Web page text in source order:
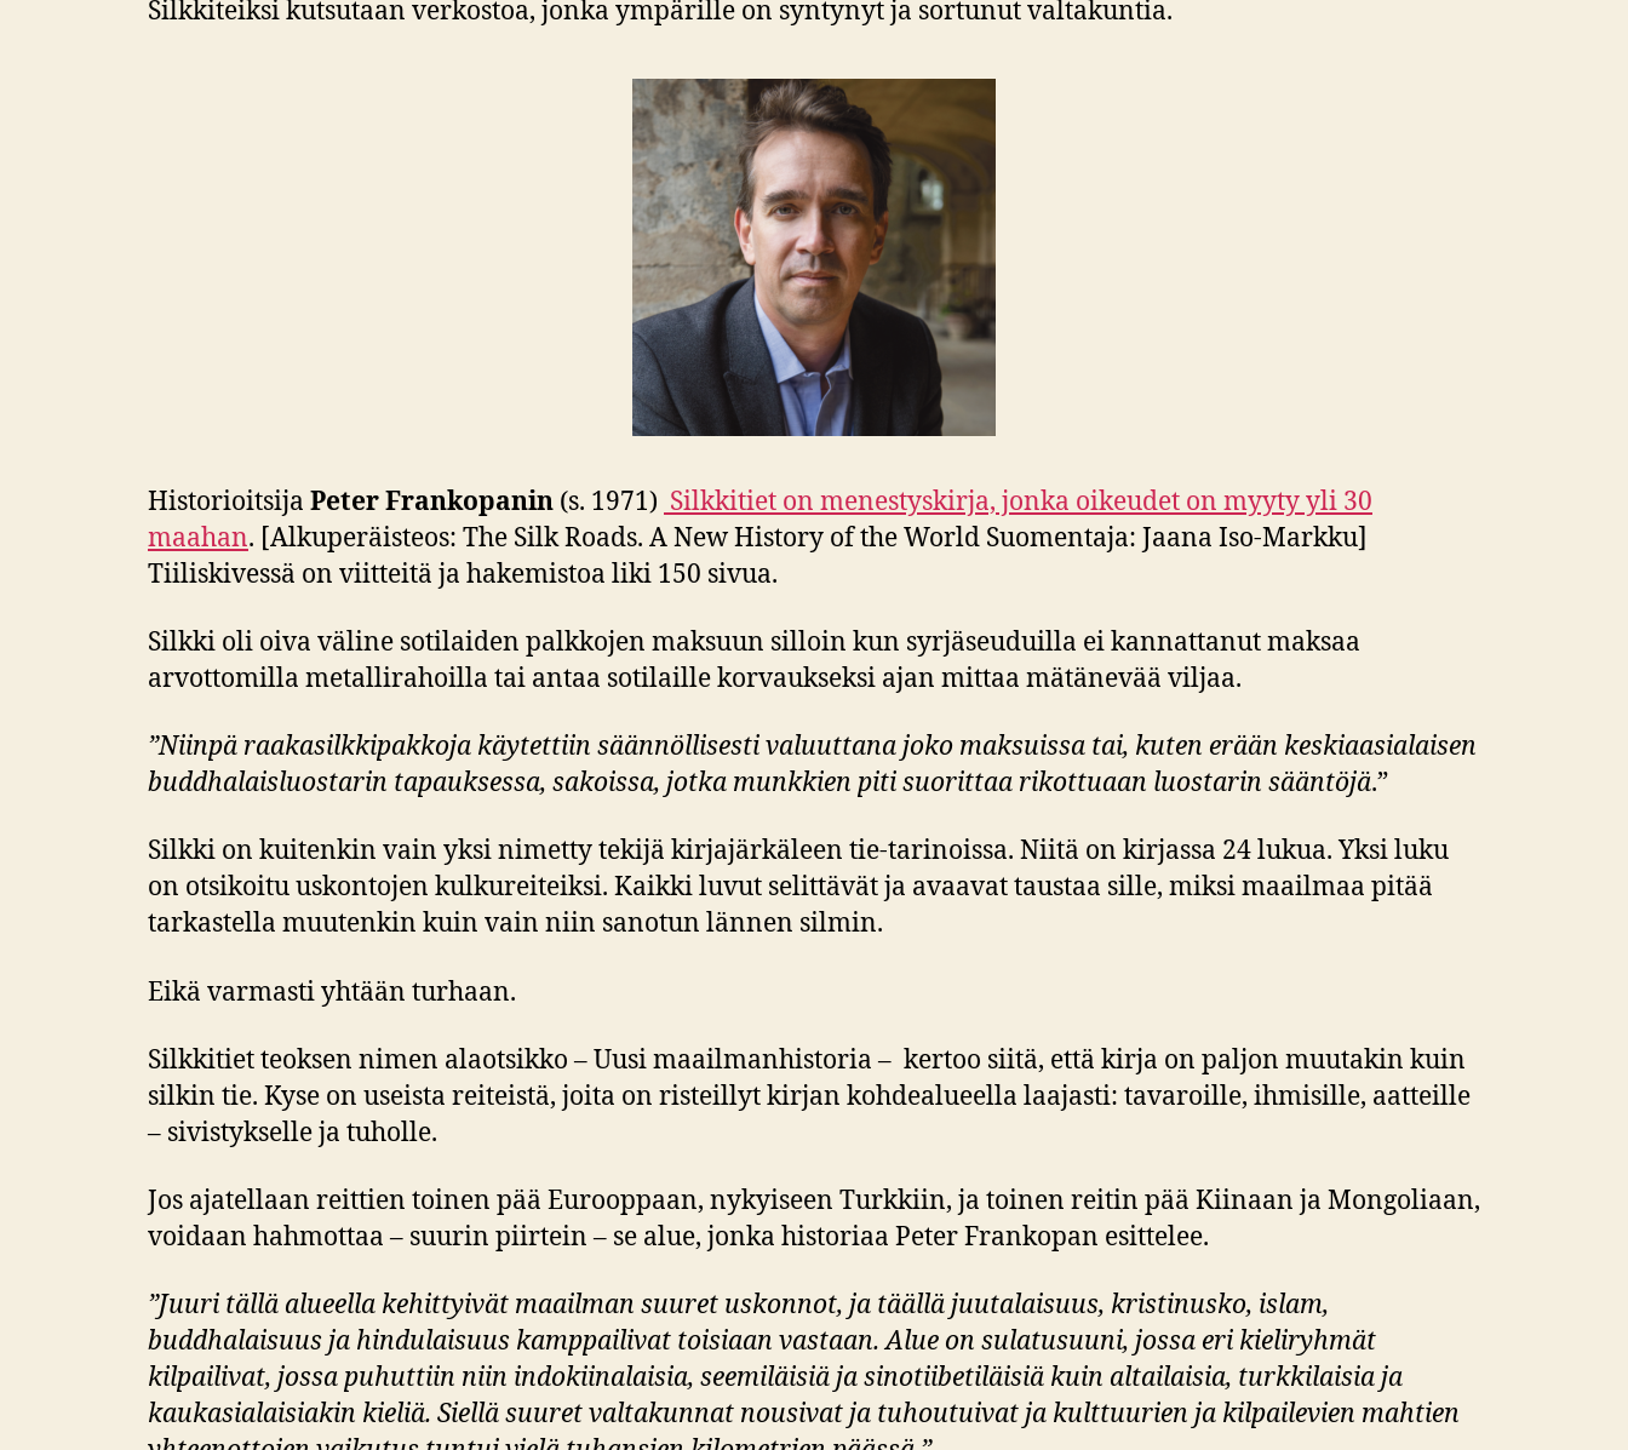
Silkkiteiksi kutsutaan verkostoa, jonka ympärille on syntynyt ja sortunut valtakuntia.
Historioitsija Peter Frankopanin (s. 1971) Silkkitiet on menestyskirja, jonka oikeudet on myyty yli 30
maahan. [Alkuperäisteos: The Silk Roads. A New History of the World Suomentaja: Jaana Iso-Markku]
Tiiliskivessä on viitteitä ja hakemistoa liki 150 sivua.
Silkki oli oiva väline sotilaiden palkkojen maksuun silloin kun syrjäseuduilla ei kannattanut maksaa
arvottomilla metallirahoilla tai antaa sotilaille korvaukseksi ajan mittaa mätänevää viljaa.
”Niinpä raakasilkkipakkoja käytettiin säännöllisesti valuuttana joko maksuissa tai, kuten erään keskiaasialaisen
buddhalaisluostarin tapauksessa, sakoissa, jotka munkkien piti suorittaa rikottuaan luostarin sääntöjä.”
Silkki on kuitenkin vain yksi nimetty tekijä kirjajärkäleen tie-tarinoissa. Niitä on kirjassa 24 lukua. Yksi luku
on otsikoitu uskontojen kulkureiteiksi. Kaikki luvut selittävät ja avaavat taustaa sille, miksi maailmaa pitää
tarkastella muutenkin kuin vain niin sanotun lännen silmin.
Eikä varmasti yhtään turhaan.
Silkkitiet teoksen nimen alaotsikko – Uusi maailmanhistoria – kertoo siitä, että kirja on paljon muutakin kuin
silkin tie. Kyse on useista reiteistä, joita on risteillyt kirjan kohdealueella laajasti: tavaroille, ihmisille, aatteille
– sivistykselle ja tuholle.
Jos ajatellaan reittien toinen pää Eurooppaan, nykyiseen Turkkiin, ja toinen reitin pää Kiinaan ja Mongoliaan,
voidaan hahmottaa – suurin piirtein – se alue, jonka historiaa Peter Frankopan esittelee.
”Juuri tällä alueella kehittyivät maailman suuret uskonnot, ja täällä juutalaisuus, kristinusko, islam,
buddhalaisuus ja hindulaisuus kamppailivat toisiaan vastaan. Alue on sulatusuuni, jossa eri kieliryhmät
kilpailivat, jossa puhuttiin niin indokiinalaisia, seemiläisiä ja sinotiibetiläisiä kuin altailaisia, turkkilaisia ja
kaukasialaisiakin kieliä. Siellä suuret valtakunnat nousivat ja tuhoutuivat ja kulttuurien ja kilpailevien mahtien